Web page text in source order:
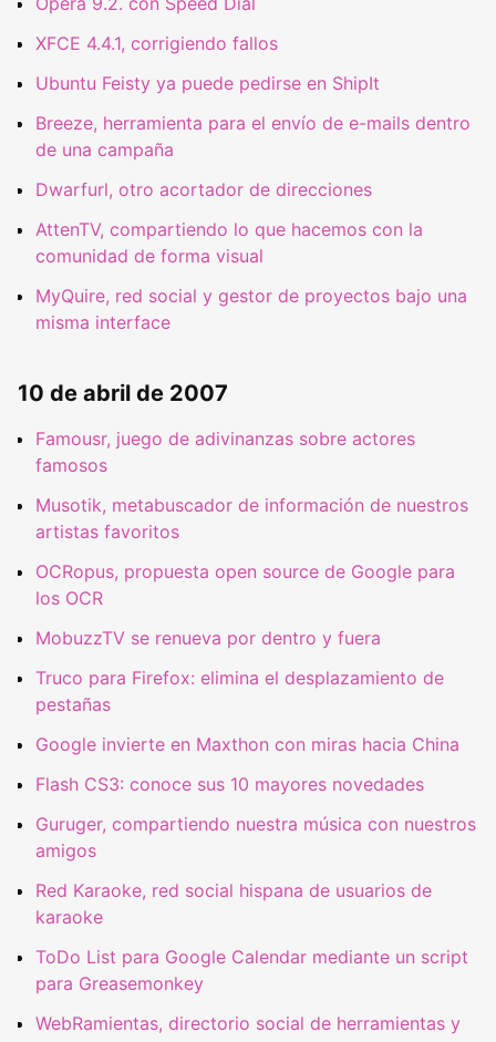
XFCE 4.4.1, corrigiendo fallos
Ubuntu Feisty ya puede pedirse en ShipIt
Breeze, herramienta para el envío de e-mails dentro
de una campaña
Dwarfurl, otro acortador de direcciones
AttenTV, compartiendo lo que hacemos con la
comunidad de forma visual
MyQuire, red social y gestor de proyectos bajo una
misma interface
10 de abril de 2007
Famousr, juego de adivinanzas sobre actores
famosos
Musotik, metabuscador de información de nuestros
artistas favoritos
OCRopus, propuesta open source de Google para
los OCR
MobuzzTV se renueva por dentro y fuera
Truco para Firefox: elimina el desplazamiento de
pestañas
Google invierte en Maxthon con miras hacia China
Flash CS3: conoce sus 10 mayores novedades
Guruger, compartiendo nuestra música con nuestros
amigos
Red Karaoke, red social hispana de usuarios de
karaoke
ToDo List para Google Calendar mediante un script
para Greasemonkey
WebRamientas, directorio social de herramientas y